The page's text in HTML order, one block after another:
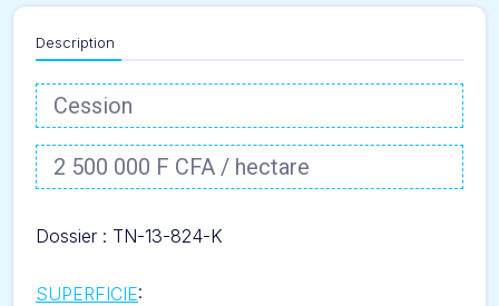
Description
Cession
2 500 000 F CFA / hectare
Dossier : TN-13-824-K
SUPERFICIE: